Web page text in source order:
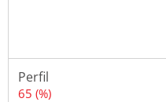
Perfil
65 (%)